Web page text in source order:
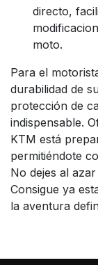
directo,
moto.
Para el
durabilidad de
protección de
indispensable.
KTM está
permitiéndote
No dejes al
Consigue ya
la aventura